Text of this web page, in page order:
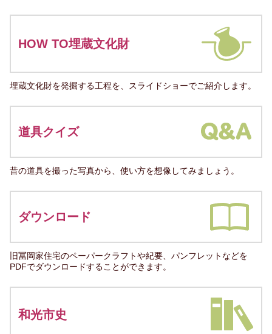
HOW TO埋蔵文化財
埋蔵文化財を発掘する工程を、スライドショーでご紹介します。
道具クイズ
昔の道具を撮った写真から、使い方を想像してみましょう。
ダウンロード
旧冨岡家住宅のペーパークラフトや紀要、パンフレットなどを
PDFでダウンロードすることができます。
和光市史